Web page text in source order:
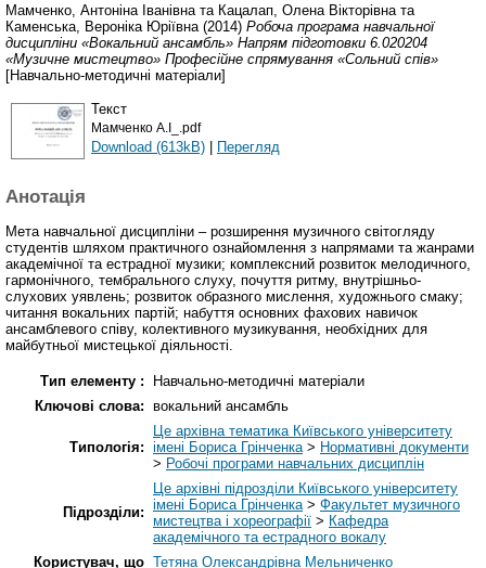
Мамченко, Антоніна Іванівна та Кацалап, Олена Вікторівна та
Каменська, Вероніка Юріївна (2014) Робоча програма навчальної
дисципліни «Вокальний ансамбль» Напрям підготовки 6.020204
«Музичне мистецтво» Професійне спрямування «Сольний спів»
[Навчально-методичні матеріали]
Текст
Мамченко А.І_.pdf
Download (613kB) | Перегляд
Анотація
Мета навчальної дисципліни – розширення музичного світогляду
студентів шляхом практичного ознайомлення з напрямами та жанрами
академічної та естрадної музики; комплексний розвиток мелодичного,
гармонічного, тембрального слуху, почуття ритму, внутрішньо-
слухових уявлень; розвиток образного мислення, художнього смаку;
читання вокальних партій; набуття основних фахових навичок
ансамблевого співу, колективного музикування, необхідних для
майбутньої мистецької діяльності.
Тип елементу :
Навчально-методичні матеріали
Ключові слова: вокальний ансамбль
Типологія:
Це архівна тематика Київського університету
імені Бориса Грінченка> Нормативні документи
> Робочі програми навчальних дисциплін
Підрозділи:
Це архівні підрозділи Київського університету
імені Бориса Грінченка> Факультет музичного
мистецтва і хореографії > Кафедра
академічного та естрадного вокалу
Користувач, що Тетяна Олександрівна Мельниченко